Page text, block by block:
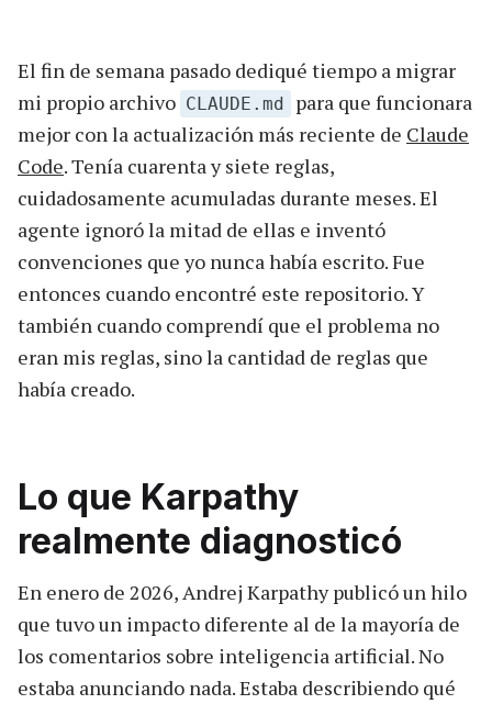
El fin de semana pasado dediqué tiempo a migrar
mi propio archivo CLAUDE.md
para que funcionara
mejor con la actualización más reciente de Claude
Code. Tenía cuarenta y siete reglas,
cuidadosamente acumuladas durante meses. El
agente ignoró la mitad de ellas e inventó
convenciones que yo nunca había escrito. Fue
entonces cuando encontré este repositorio. Y
también cuando comprendí que el problema no
eran mis reglas, sino la cantidad de reglas que
había creado.
Lo que Karpathy
realmente diagnosticó
En enero de 2026, Andrej Karpathy publicó un hilo
que tuvo un impacto diferente al de la mayoría de
los comentarios sobre inteligencia artificial. No
estaba anunciando nada. Estaba describiendo qué